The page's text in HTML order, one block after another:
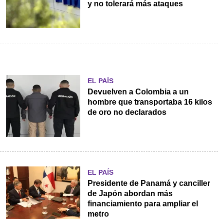
y no tolerará más ataques
EL PAÍS
Devuelven a Colombia a un
hombre que transportaba 16 kilos
de oro no declarados
EL PAÍS
Presidente de Panamá y canciller
de Japón abordan más
financiamiento para ampliar el
metro